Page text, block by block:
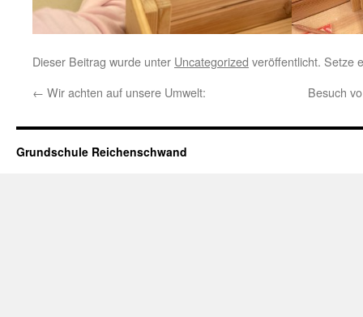
Dieser Beitrag wurde unter Uncategorized veröffentlicht. Setze
← Wir achten auf unsere Umwelt: Besuch
Grundschule Reichenschwand